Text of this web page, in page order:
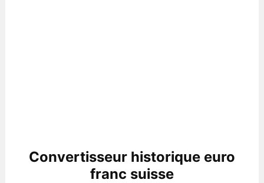
Convertisseur historique euro
franc suisse